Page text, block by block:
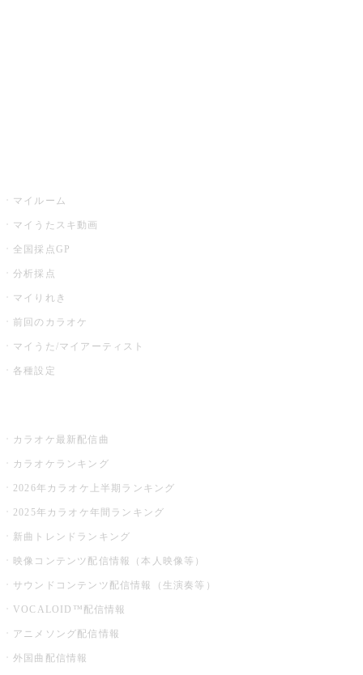
マイルーム
マイうたスキ動画
全国採点GP
分析採点
マイりれき
前回のカラオケ
マイうた/マイアーティスト
各種設定
カラオケ最新配信曲
カラオケランキング
2026年カラオケ上半期ランキング
2025年カラオケ年間ランキング
新曲トレンドランキング
映像コンテンツ配信情報（本人映像等）
サウンドコンテンツ配信情報（生演奏等）
VOCALOID™配信情報
アニメソング配信情報
外国曲配信情報